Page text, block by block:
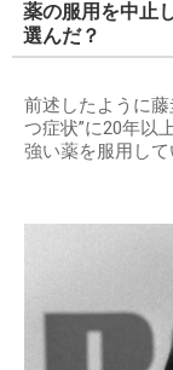
薬の服用を中止
選んだ？
前述したように
つ症状”に20年以
強い薬を服用して